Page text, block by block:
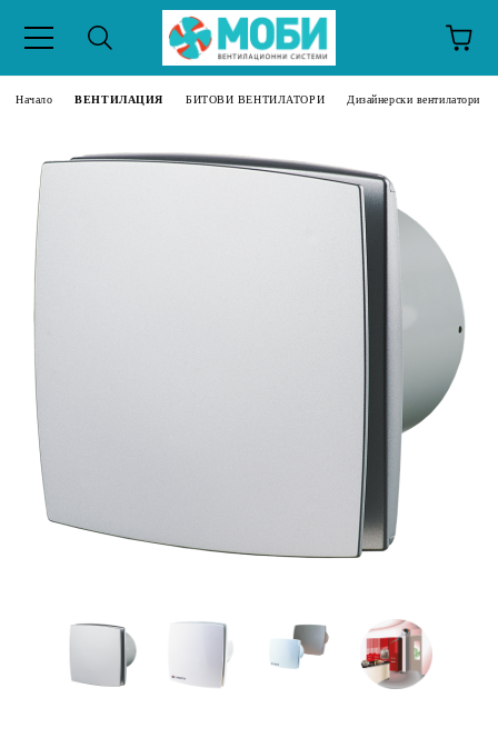
Начало ВЕНТИЛАЦИЯ БИТОВИ ВЕНТИЛАТОРИ Дизайнерски вентилатори